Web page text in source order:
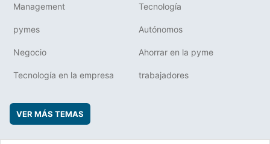
Management Tecnología
pymes Autónomos
Negocio Ahorrar en la pyme
Tecnología en la empresa trabajadores
VER MÁS TEMAS